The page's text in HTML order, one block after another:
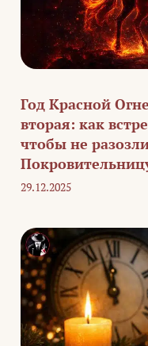
Год Красной
вторая: как
чтобы не
29.12.2025